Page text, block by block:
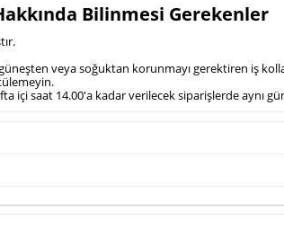
Bilinmesi Gerekenler
güneşten veya soğuktan korunmayı gerektiren iş
içi saat 14.00'a kadar verilecek siparişlerde aynı